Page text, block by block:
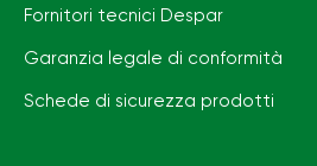
Fornitori tecnici Despar
Garanzia legale di conformità
Schede di sicurezza prodotti